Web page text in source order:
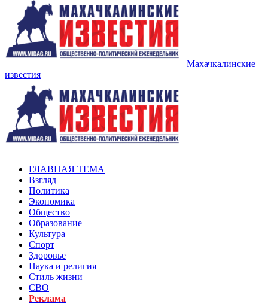
Махачкалинские
известия
ГЛАВНАЯ ТЕМА
Взгляд
Политика
Экономика
Общество
Образование
Культура
Спорт
Здоровье
Наука и религия
Стиль жизни
СВО
Реклама